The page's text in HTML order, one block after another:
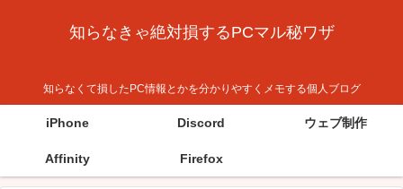
知らなきゃ絶対損するPCマル秘ワザ
知らなくて損したPC情報とかを分かりやすくメモする個人ブログ
iPhone Discord ウェブ制作
Affinity Firefox